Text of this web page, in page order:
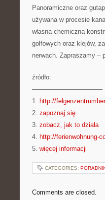
Panoramiczne oraz
używana w procesie
własną chemiczną
golfowych oraz klejów,
nerwach. Zapraszamy –
źródło:
———————————
1. http://
2. zapoznaj się
3. zobacz, jak to działa
4. http://ferienwohnung-
5. więcej informacji
CATEGORIES:
Comments are closed.